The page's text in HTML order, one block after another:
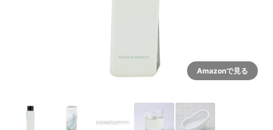
Amazonで見る